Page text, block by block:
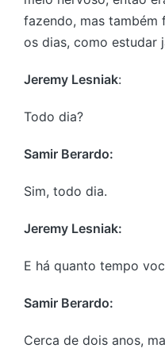
fazendo, mas
os dias, como estudar
Jeremy Lesniak:
Todo dia?
Samir Berardo:
Sim, todo dia.
Jeremy Lesniak:
E há quanto tempo
Samir Berardo:
Cerca de dois anos,